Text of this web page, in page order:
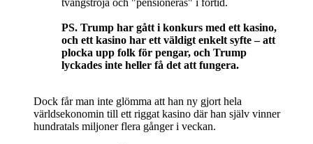
PS. Trump har gått i konkurs med ett kasino,
och ett kasino har ett väldigt enkelt syfte – att
plocka upp folk för pengar, och Trump
lyckades inte heller få det att fungera.
Dock får man inte glömma att han ny gjort hela
världsekonomin till ett riggat kasino där han själv vinner
hundratals miljoner flera gånger i veckan.